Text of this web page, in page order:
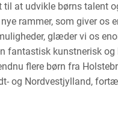
til at udvikle børns talent
rammer, som giver os
glæder vi os
fantastisk kunstnerisk og
flere børn fra
og Nordvestjylland,